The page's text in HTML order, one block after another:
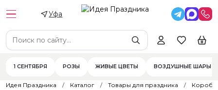
Уфа
1 СЕНТЯБРЯ РОЗЫ ЖИВЫЕ ЦВЕТЫ ВОЗДУШНЫЕ ШАРЫ
Идея Праздника Каталог Товары для праздника